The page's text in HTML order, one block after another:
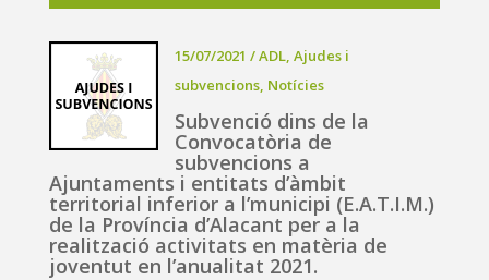
15/07/2021 /ADL, Ajudes i
subvencions, Notícies
Subvenció dins de la
Convocatòria de
subvencions a
Ajuntaments i entitats d’àmbit
territorial inferior a l’municipi (E.A.T.I.M.)
de la Província d’Alacant per a la
realització activitats en matèria de
joventut en l’anualitat 2021.